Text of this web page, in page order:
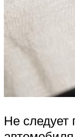
Не следует